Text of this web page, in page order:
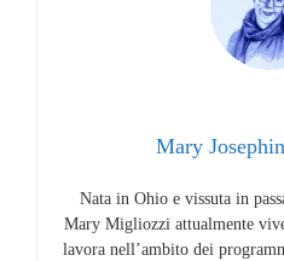
Mary
Nata in Ohio e vissuta in
Mary Migliozzi attualmente
lavora nell’ambito dei